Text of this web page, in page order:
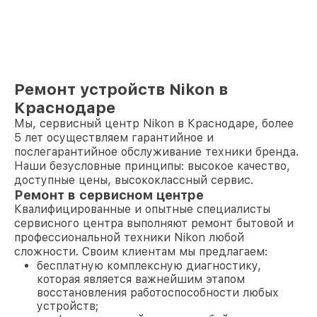
Ремонт устройств Nikon в
Краснодаре
Мы, сервисный центр Nikon в Краснодаре, более
5 лет осуществляем гарантийное и
послегарантийное обслуживание техники бренда.
Наши безусловные принципы: высокое качество,
доступные цены, высококлассный сервис.
Ремонт в сервисном центре
Квалифицированные и опытные специалисты
сервисного центра выполняют ремонт бытовой и
профессиональной техники Nikon любой
сложности. Своим клиентам мы предлагаем:
бесплатную комплексную диагностику,
которая является важнейшим этапом
восстановления работоспособности любых
устройств;